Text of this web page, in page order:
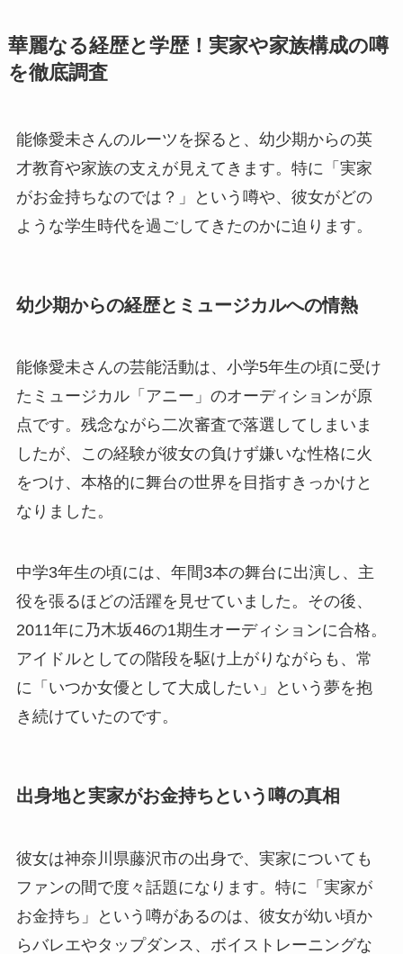
華麗なる経歴と学歴！実家や家族構成の噂
を徹底調査
能條愛未さんのルーツを探ると、幼少期からの英
才教育や家族の支えが見えてきます。特に「実家
がお金持ちなのでは？」という噂や、彼女がどの
ような学生時代を過ごしてきたのかに迫ります。
幼少期からの経歴とミュージカルへの情熱
能條愛未さんの芸能活動は、小学5年生の頃に受け
たミュージカル「アニー」のオーディションが原
点です。残念ながら二次審査で落選してしまいま
したが、この経験が彼女の負けず嫌いな性格に火
をつけ、本格的に舞台の世界を目指すきっかけと
なりました。
中学3年生の頃には、年間3本の舞台に出演し、主
役を張るほどの活躍を見せていました。その後、
2011年に乃木坂46の1期生オーディションに合格。
アイドルとしての階段を駆け上がりながらも、常
に「いつか女優として大成したい」という夢を抱
き続けていたのです。
出身地と実家がお金持ちという噂の真相
彼女は神奈川県藤沢市の出身で、実家についても
ファンの間で度々話題になります。特に「実家が
お金持ち」という噂があるのは、彼女が幼い頃か
らバレエやタップダンス、ボイストレーニングな